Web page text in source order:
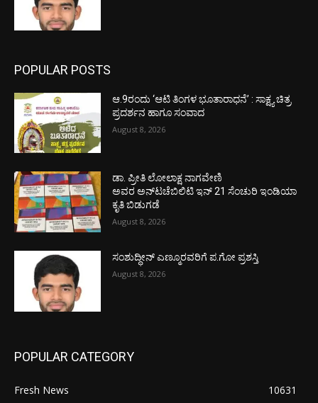
POPULAR POSTS
ಆ.9ರಂದು ‘ಆಟಿ ತಿಂಗಳ ಭೂತಾರಾಧನೆ’ : ಸಾಕ್ಷ್ಯ ಚಿತ್ರ
ಪ್ರದರ್ಶನ ಹಾಗೂ ಸಂವಾದ
August 8, 2026
ಡಾ. ಪ್ರೀತಿ ಲೋಲಾಕ್ಷ ನಾಗವೇಣಿ
ಅವರ ಅನ್‌ಟಚೆಬಿಲಿಟಿ ಇನ್ 21 ಸೆಂಚುರಿ ಇಂಡಿಯಾ
ಕೃತಿ ಬಿಡುಗಡೆ
August 8, 2026
ಸಂಶುದ್ಧೀನ್ ಎಣ್ಮೂರವರಿಗೆ ಪ.ಗೋ ಪ್ರಶಸ್ತಿ
August 8, 2026
POPULAR CATEGORY
Fresh News
10631